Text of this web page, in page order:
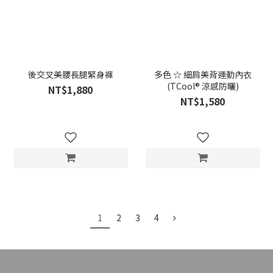
後交叉美腰長腿緊身褲
NT$1,880
多色 ☆ 細肩美背運動內衣
(TCool® 涼感防曬)
NT$1,580
1 2 3 4